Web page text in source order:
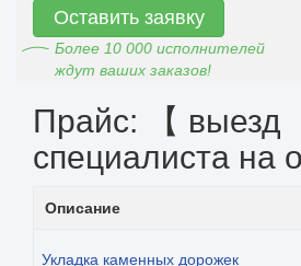
Оставить заявку
Более 10 000 исполнителей
ждут ваших заказов!
Прайс: 【 выезд
специалиста на
Описание
Укладка каменных дорожек